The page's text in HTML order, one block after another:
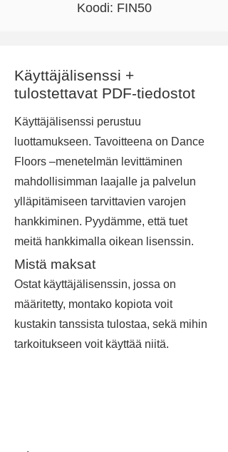
Koodi: FIN50
Käyttäjälisenssi +
tulostettavat PDF-tiedostot
Käyttäjälisenssi perustuu
luottamukseen. Tavoitteena on Dance
Floors –menetelmän levittäminen
mahdollisimman laajalle ja palvelun
ylläpitämiseen tarvittavien varojen
hankkiminen. Pyydämme, että tuet
meitä hankkimalla oikean lisenssin.
Mistä maksat
Ostat käyttäjälisenssin, jossa on
määritetty, montako kopiota voit
kustakin tanssista tulostaa, sekä mihin
tarkoitukseen voit käyttää niitä.